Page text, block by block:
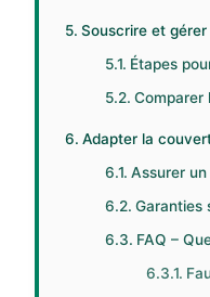
Souscrire et
Étapes
Comparer
Adapter la
Assurer
Garanties
FAQ –